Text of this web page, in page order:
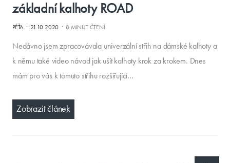
základní kalhoty ROAD
PÉŤA· 21.10.2020 · 8 MINUT ČTENÍ
Nedávno jsem zpracovávala univerzální střih na dámské kalhoty a
k němu také video návod jak ušít kalhoty krok za krokem. Dnes
mám pro vás k tomuto střihu rozšiřující…
Zobrazit článek